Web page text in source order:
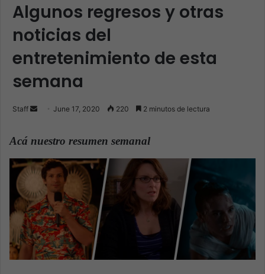
Algunos regresos y otras
noticias del
entretenimiento de esta
semana
Staff
n
a
e
m
a
i
l
June 17, 2020 220 2 minutos de lectura
Acá nuestro resumen semanal